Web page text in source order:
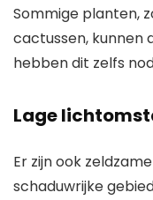
Sommige planten,
cactussen, kunnen
hebben dit zelfs
Lage
Er zijn ook
schaduwrijke